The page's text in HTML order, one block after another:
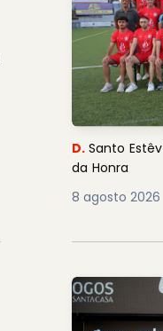
D. Santo
da Honra
8 agosto 2026